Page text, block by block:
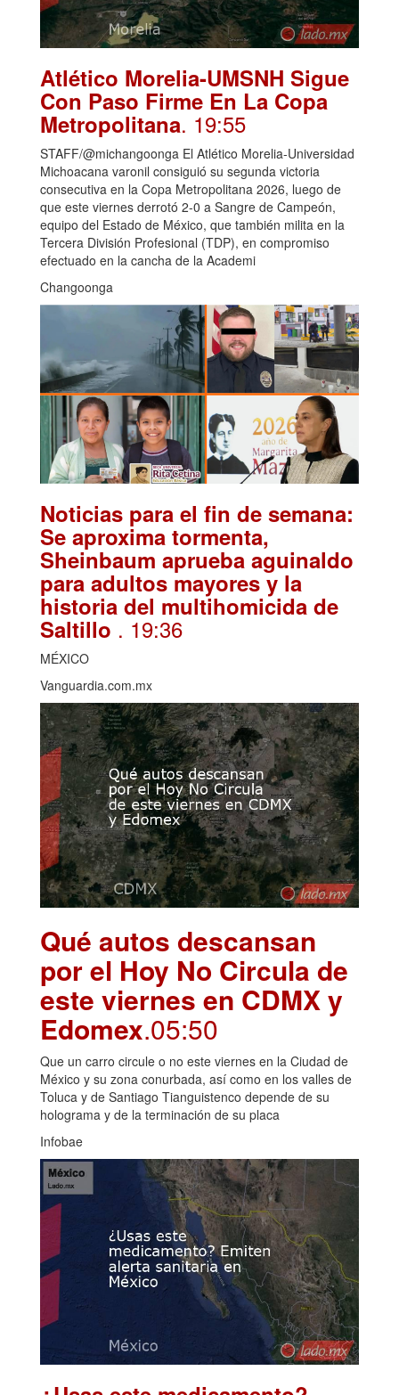
Atlético Morelia-UMSNH Sigue
Con Paso Firme En La Copa
Metropolitana. 19:55
STAFF/@michangoonga El Atlético Morelia-Universidad
Michoacana varonil consiguió su segunda victoria
consecutiva en la Copa Metropolitana 2026, luego de
que este viernes derrotó 2-0 a Sangre de Campeón,
equipo del Estado de México, que también milita en la
Tercera División Profesional (TDP), en compromiso
efectuado en la cancha de la Academi
Changoonga
Noticias para el fin de semana:
Se aproxima tormenta,
Sheinbaum aprueba aguinaldo
para adultos mayores y la
historia del multihomicida de
Saltillo . 19:36
MÉXICO
Vanguardia.com.mx
Qué autos descansan
por el Hoy No Circula de
este viernes en CDMX y
Edomex.05:50
Que un carro circule o no este viernes en la Ciudad de
México y su zona conurbada, así como en los valles de
Toluca y de Santiago Tianguistenco depende de su
holograma y de la terminación de su placa
Infobae